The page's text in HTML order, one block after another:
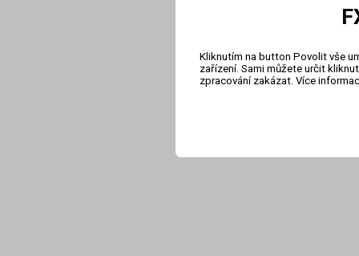
Kliknutím na button Povolit vše
zařízení. Sami můžete určit
zpracování zakázat. Více